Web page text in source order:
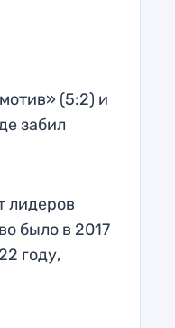
(5:2) и
забил
лидеров
было в 2017
году,